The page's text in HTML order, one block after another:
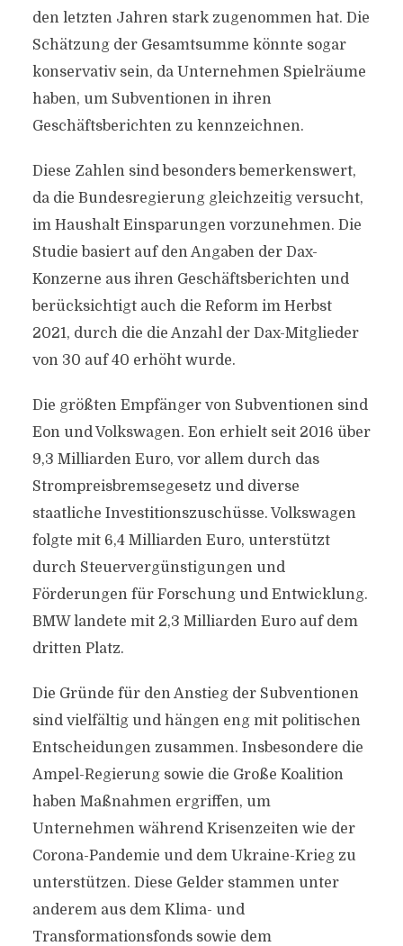
den letzten Jahren stark zugenommen hat. Die
Schätzung der Gesamtsumme könnte sogar
konservativ sein, da Unternehmen Spielräume
haben, um Subventionen in ihren
Geschäftsberichten zu kennzeichnen.
Diese Zahlen sind besonders bemerkenswert,
da die Bundesregierung gleichzeitig versucht,
im Haushalt Einsparungen vorzunehmen. Die
Studie basiert auf den Angaben der Dax-
Konzerne aus ihren Geschäftsberichten und
berücksichtigt auch die Reform im Herbst
2021, durch die die Anzahl der Dax-Mitglieder
von 30 auf 40 erhöht wurde.
Die größten Empfänger von Subventionen sind
Eon und Volkswagen. Eon erhielt seit 2016 über
9,3 Milliarden Euro, vor allem durch das
Strompreisbremsegesetz und diverse
staatliche Investitionszuschüsse. Volkswagen
folgte mit 6,4 Milliarden Euro, unterstützt
durch Steuervergünstigungen und
Förderungen für Forschung und Entwicklung.
BMW landete mit 2,3 Milliarden Euro auf dem
dritten Platz.
Die Gründe für den Anstieg der Subventionen
sind vielfältig und hängen eng mit politischen
Entscheidungen zusammen. Insbesondere die
Ampel-Regierung sowie die Große Koalition
haben Maßnahmen ergriffen, um
Unternehmen während Krisenzeiten wie der
Corona-Pandemie und dem Ukraine-Krieg zu
unterstützen. Diese Gelder stammen unter
anderem aus dem Klima- und
Transformationsfonds sowie dem